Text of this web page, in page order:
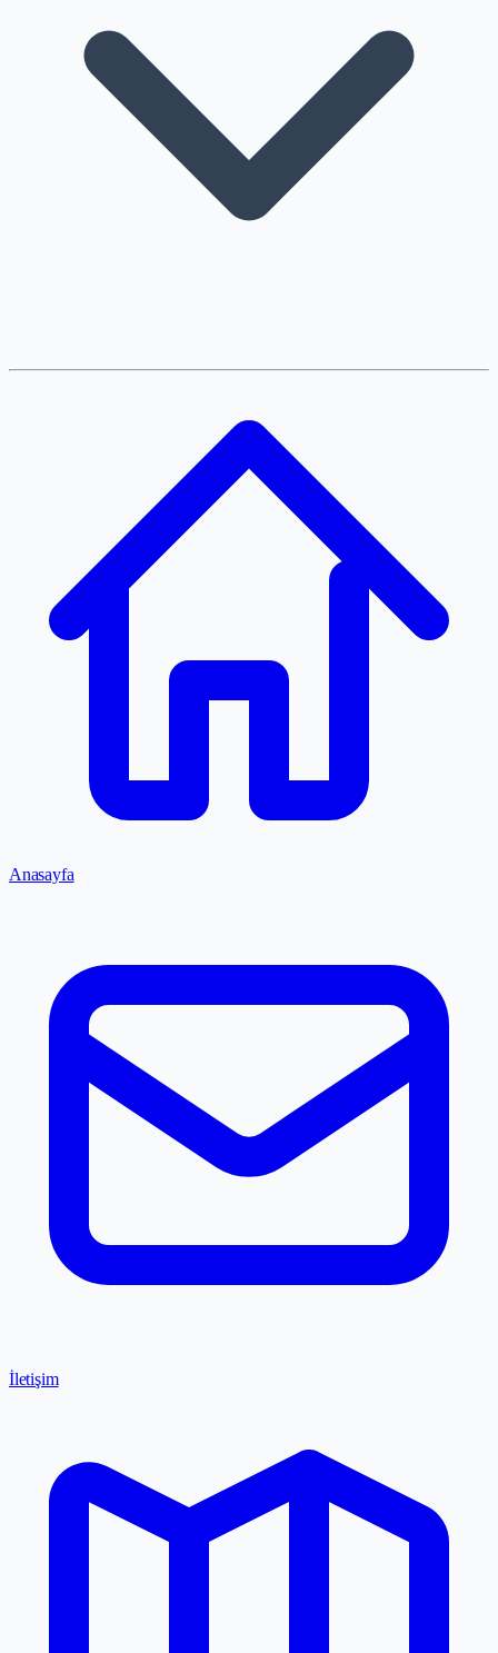
Anasayfa
İletişim